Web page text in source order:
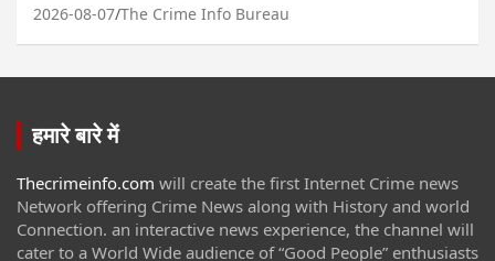
2026-08-07 The Crime Info Bureau
हमारे बारे में
Thecrimeinfo.com will create the first Internet Crime news
Network offering Crime News along with History and world
Connection. an interactive news experience, the channel will
cater to a World Wide audience of “Good People” enthusiasts